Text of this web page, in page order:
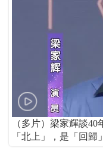
（多片）梁家輝談
「北上」，是「回歸」